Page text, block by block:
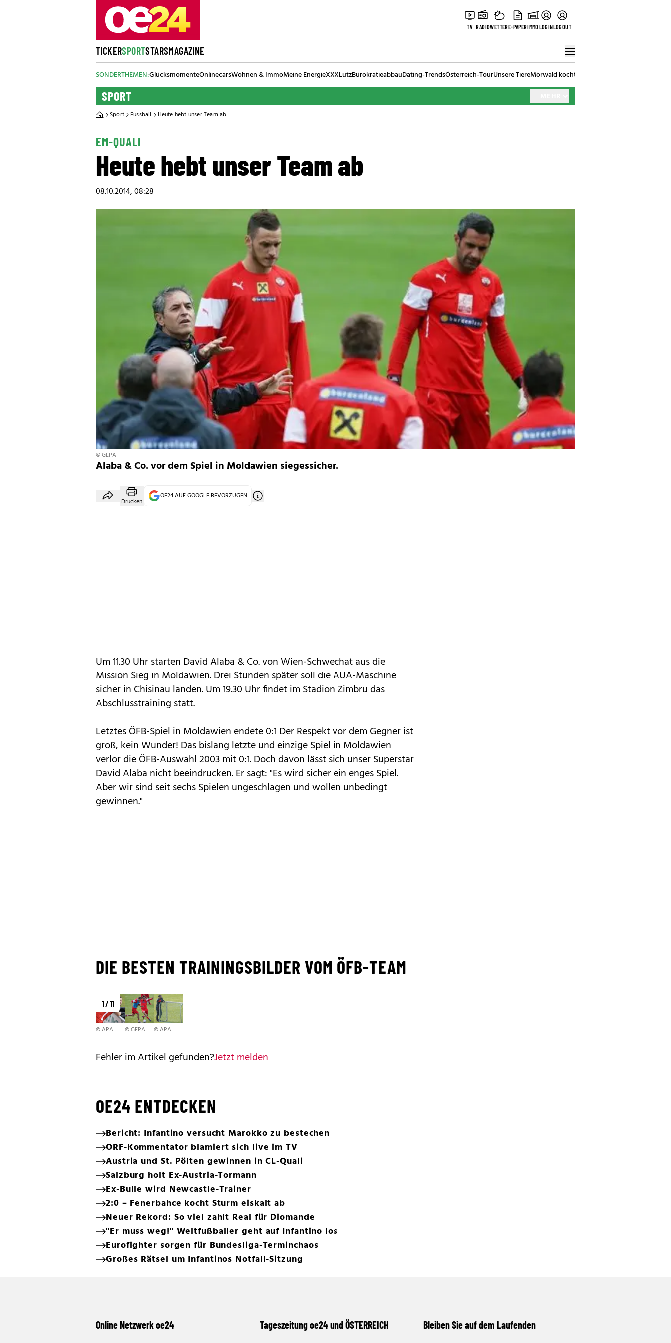
TV RADIOWETTERE-PAPERIMMOLOGINLOGOUT
TICKERSPORTSTARSMAGAZINE
SONDERTHEMEN:GlücksmomenteOnlinecarsWohnen & ImmoMeine EnergieXXXLutzBürokratieabbauDating-TrendsÖsterreich-TourUnsere TiereMörwald kocht
SPORT
Sport Fussball Heute hebt unser Team ab
EM-QUALI
Heute hebt unser Team ab
08.10.2014, 08:28
© GEPA
Alaba & Co. vor dem Spiel in Moldawien siegessicher.
Drucken
OE24 AUF GOOGLE BEVORZUGEN
Um 11.30 Uhr starten David Alaba & Co. von Wien-Schwechat aus die
Mission Sieg in Moldawien. Drei Stunden später soll die AUA-Maschine
sicher in Chisinau landen. Um 19.30 Uhr findet im Stadion Zimbru das
Abschlusstraining statt.
Letztes ÖFB-Spiel in Moldawien endete 0:1 Der Respekt vor dem Gegner ist
groß, kein Wunder! Das bislang letzte und einzige Spiel in Moldawien
verlor die ÖFB-Auswahl 2003 mit 0:1. Doch davon lässt sich unser Superstar
David Alaba nicht beeindrucken. Er sagt: "Es wird sicher ein enges Spiel.
Aber wir sind seit sechs Spielen ungeschlagen und wollen unbedingt
gewinnen."
DIE BESTEN TRAININGSBILDER VOM ÖFB-TEAM
1 / 11
© APA © GEPA © APA
Fehler im Artikel gefunden?Jetzt melden
OE24 ENTDECKEN
Bericht: Infantino versucht Marokko zu bestechen
ORF-Kommentator blamiert sich live im TV
Austria und St. Pölten gewinnen in CL-Quali
Salzburg holt Ex-Austria-Tormann
Ex-Bulle wird Newcastle-Trainer
2:0 – Fenerbahce kocht Sturm eiskalt ab
Neuer Rekord: So viel zahlt Real für Diomande
"Er muss weg!" Weltfußballer geht auf Infantino los
Eurofighter sorgen für Bundesliga-Terminchaos
Großes Rätsel um Infantinos Notfall-Sitzung
Online Netzwerk oe24 Tageszeitung oe24 und ÖSTERREICH Bleiben Sie auf dem Laufenden